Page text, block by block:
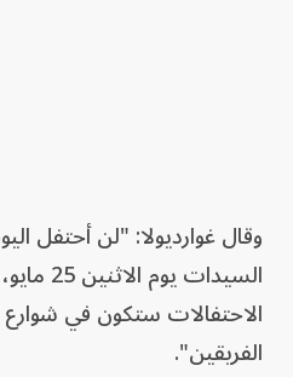
وقال غوارديولا: "لن أحتفل
السيدات
الاحتفالات ستكون في
الفريقين".